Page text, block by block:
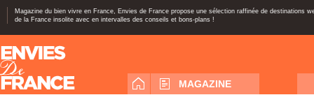
Magazine du bien vivre en France, Envies de France propose une sélection raffinée de destinations
de la France insolite avec en intervalles des conseils et bons-plans !
MAGAZINE